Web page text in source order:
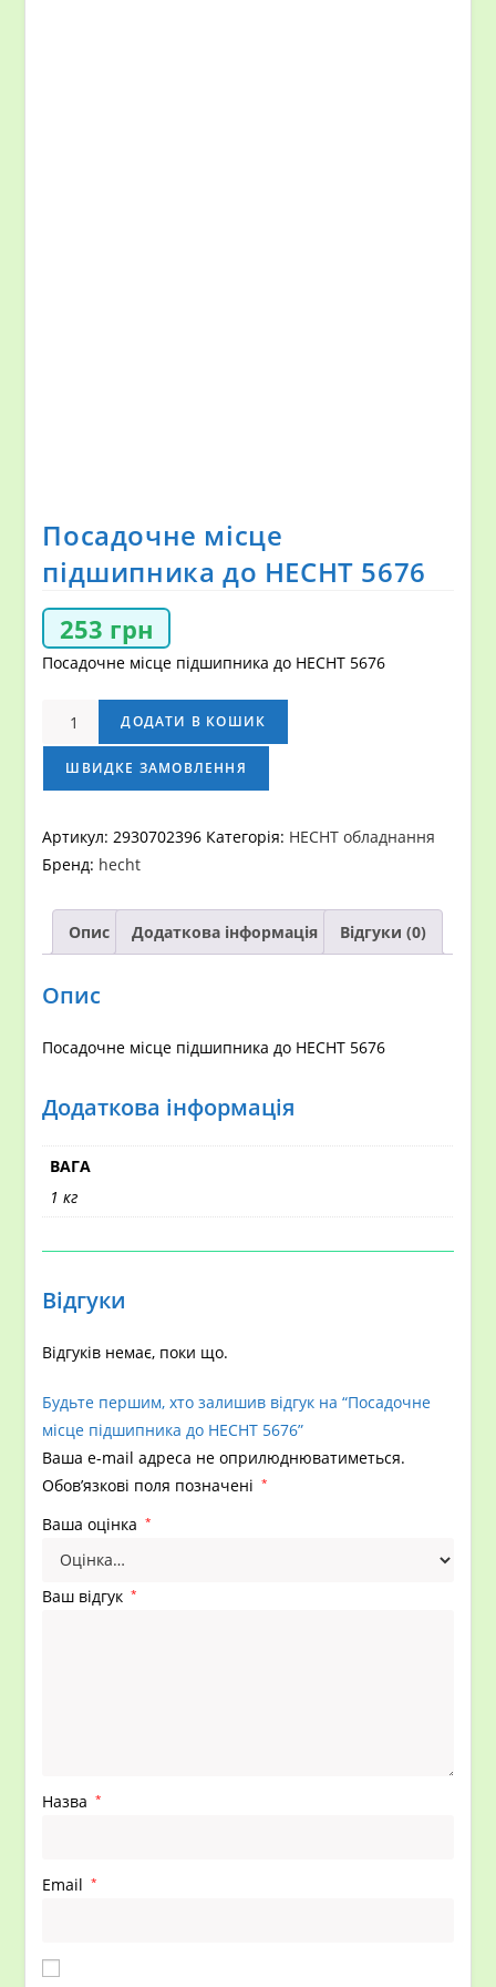
Посадочне місце
підшипника до НECHT 5676
253 грн
Посадочне місце підшипника до НECHT 5676
Посадочне
підшипника
до
5676
кількість
ДОДАТИ В КОШИК
ШВИДКЕ ЗАМОВЛЕННЯ
Артикул:2930702396 Категорія: HECHT обладнання
Бренд: hecht
Опис Додаткова інформація Відгуки (0)
Опис
Посадочне місце підшипника до НECHT 5676
Додаткова інформація
ВАГА
1 кг
Відгуки
Відгуків немає, поки що.
Будьте першим, хто залишив відгук на “Посадочне
місце підшипника до НECHT 5676”
Ваша e-mail адреса не оприлюднюватиметься.
Обов’язкові поля позначені
*
Ваша оцінка *
Ваш відгук *
Назва *
Email *